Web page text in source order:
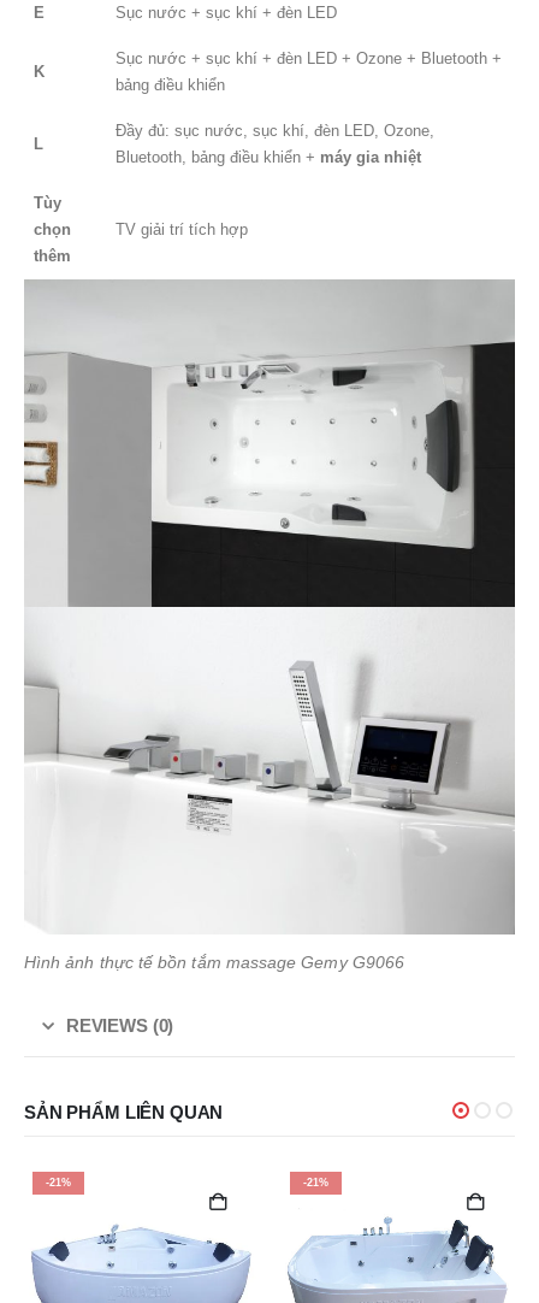
E Sục nước + sục khí + đèn LED
K
Sục nước + sục khí + đèn LED + Ozone + Bluetooth +
bảng điều khiển
L
Đầy đủ: sục nước, sục khí, đèn LED, Ozone,
Bluetooth, bảng điều khiển + máy gia nhiệt
Tùy
chọn
thêm
TV giải trí tích hợp
Hình ảnh thực tế bồn tắm massage Gemy G9066
REVIEWS (0)
SẢN PHẨM LIÊN QUAN
-21% -21%